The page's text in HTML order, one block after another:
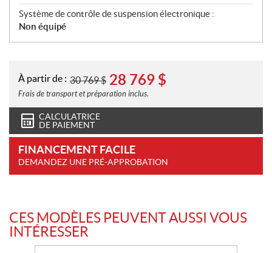
Système de contrôle de suspension électronique :
Non équipé
À partir de : 30 769$ 28 769 $
Frais de transport et préparation inclus.
CALCULATRICE
DE PAIEMENT
FINANCEMENT FACILE
DEMANDEZ UNE PRÉ-APPROBATION
CES MODÈLES PEUVENT AUSSI VOUS
INTÉRESSER